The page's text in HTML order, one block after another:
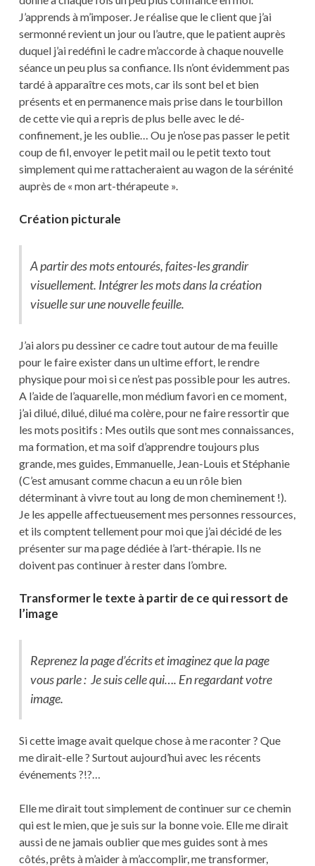
J’apprends à m’imposer. Je réalise que le client que j’ai
sermonné revient un jour ou l’autre, que le patient auprès
duquel j’ai redéfini le cadre m’accorde à chaque nouvelle
séance un peu plus sa confiance. Ils n’ont évidemment pas
tardé à apparaître ces mots, car ils sont bel et bien
présents et en permanence mais prise dans le tourbillon
de cette vie qui a repris de plus belle avec le dé-
confinement, je les oublie… Ou je n’ose pas passer le petit
coup de fil, envoyer le petit mail ou le petit texto tout
simplement qui me rattacheraient au wagon de la sérénité
auprès de « mon art-thérapeute ».
Création picturale
A partir des mots entourés, faites-les grandir
visuellement. Intégrer les mots dans la création
visuelle sur une nouvelle feuille.
J’ai alors pu dessiner ce cadre tout autour de ma feuille
pour le faire exister dans un ultime effort, le rendre
physique pour moi si ce n’est pas possible pour les autres.
A l’aide de l’aquarelle, mon médium favori en ce moment,
j’ai dilué, dilué, dilué ma colère, pour ne faire ressortir que
les mots positifs : Mes outils que sont mes connaissances,
ma formation, et ma soif d’apprendre toujours plus
grande, mes guides, Emmanuelle, Jean-Louis et Stéphanie
(C’est amusant comme chacun a eu un rôle bien
déterminant à vivre tout au long de mon cheminement !).
Je les appelle affectueusement mes personnes ressources,
et ils comptent tellement pour moi que j’ai décidé de les
présenter sur ma page dédiée à l’art-thérapie. Ils ne
doivent pas continuer à rester dans l’ombre.
Transformer le texte à partir de ce qui ressort de
l’image
Reprenez la page d’écrits et imaginez que la page
vous parle : Je suis celle qui…. En regardant votre
image.
Si cette image avait quelque chose à me raconter ? Que
me dirait-elle ? Surtout aujourd’hui avec les récents
événements ?!?…
Elle me dirait tout simplement de continuer sur ce chemin
qui est le mien, que je suis sur la bonne voie. Elle me dirait
aussi de ne jamais oublier que mes guides sont à mes
côtés, prêts à m’aider à m’accomplir, me transformer,